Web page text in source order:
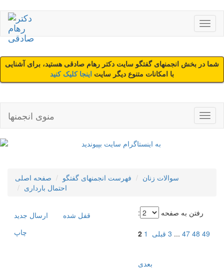
شما در بخش انجمنهای گفتگو سایت دکتر رهام صادقی هستید، برای آشنایی
با امکانات متنوع دیگر سایت اینجا کلیک کنید
منوی انجمنها
صفحه اصلی فهرست انجمنهای گفتگو
سوالات زنان
احتمال بارداری
ارسال جديد
قفل شده
چاپ
رفتن به صفحه :
قبلی 1
2 3 ...47 48 49
بعدی